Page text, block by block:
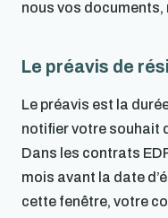
nous vos documents,
Le préavis de
Le préavis est la
notifier votre souhait
Dans les contrats
mois avant la date
cette fenêtre, votre